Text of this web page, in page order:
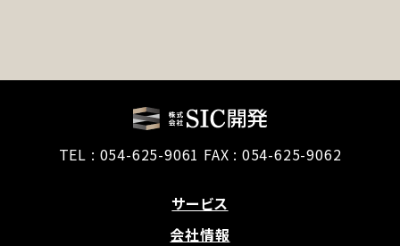
TEL : 054-625-9061 FAX : 054-625-9062
サービス
会社情報